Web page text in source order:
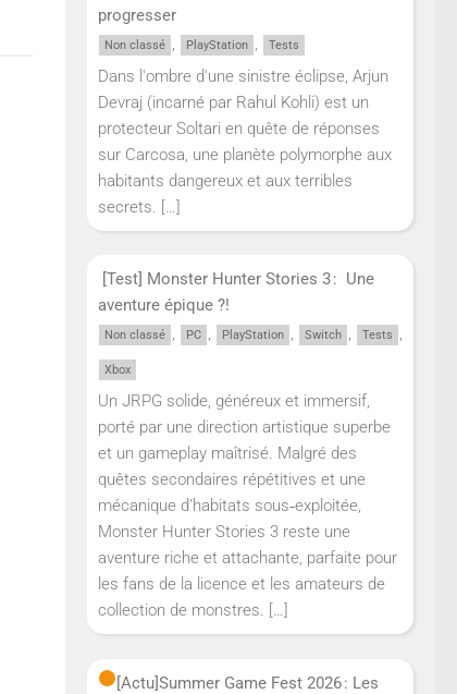
progresser
Non classé , PlayStation , Tests
Dans l'ombre d'une sinistre éclipse, Arjun
Devraj (incarné par Rahul Kohli) est un
protecteur Soltari en quête de réponses
sur Carcosa, une planète polymorphe aux
habitants dangereux et aux terribles
secrets. […]
[Test] Monster Hunter Stories 3 : Une
aventure épique ?!
Non classé , PC , PlayStation , Switch , Tests ,
Xbox
Un JRPG solide, généreux et immersif,
porté par une direction artistique superbe
et un gameplay maîtrisé. Malgré des
quêtes secondaires répétitives et une
mécanique d’habitats sous‑exploitée,
Monster Hunter Stories 3 reste une
aventure riche et attachante, parfaite pour
les fans de la licence et les amateurs de
collection de monstres. […]
[Actu]Summer Game Fest 2026 : Les